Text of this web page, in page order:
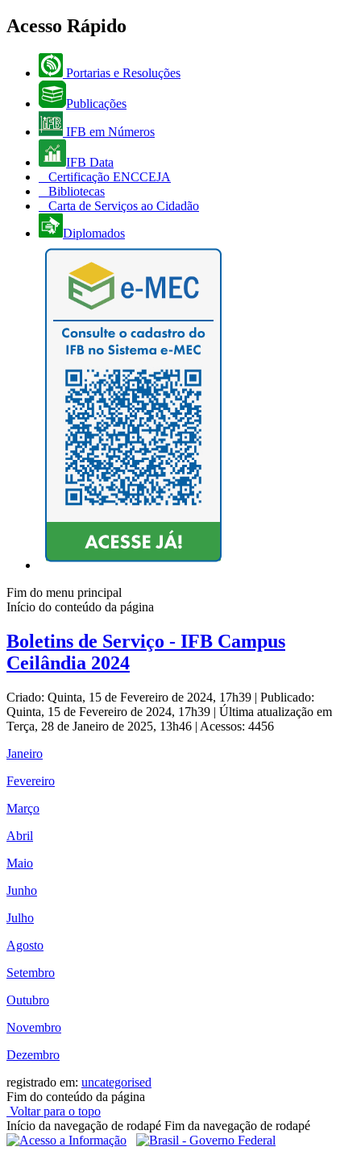
Acesso Rápido
Portarias e Resoluções
Publicações
IFB em Números
IFB Data
Certificação ENCCEJA
Bibliotecas
Carta de Serviços ao Cidadão
Diplomados
Fim do menu principal
Início do conteúdo da página
Boletins de Serviço - IFB Campus
Ceilândia 2024
Criado: Quinta, 15 de Fevereiro de 2024, 17h39 | Publicado:
Quinta, 15 de Fevereiro de 2024, 17h39 | Última atualização em
Terça, 28 de Janeiro de 2025, 13h46 | Acessos: 4456
Janeiro
Fevereiro
Março
Abril
Maio
Junho
Julho
Agosto
Setembro
Outubro
Novembro
Dezembro
registrado em: uncategorised
Fim do conteúdo da página
Voltar para o topo
Início da navegação de rodapé Fim da navegação de rodapé